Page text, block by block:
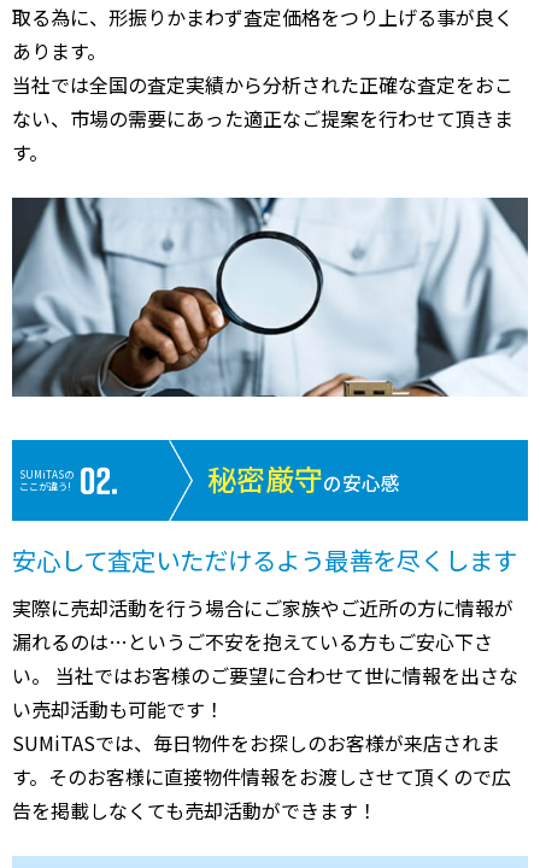
取る為に、形振りかまわず査定価格をつり上げる事が良く
あります。
当社では全国の査定実績から分析された正確な査定をおこ
ない、市場の需要にあった適正なご提案を行わせて頂きま
す。
SUMiTASの
ここが違う!
秘密厳守の安心感
安心して査定いただけるよう最善を尽くします
実際に売却活動を行う場合にご家族やご近所の方に情報が
漏れるのは…というご不安を抱えている方もご安心下さ
い。 当社ではお客様のご要望に合わせて世に情報を出さな
い売却活動も可能です！
SUMiTASでは、毎日物件をお探しのお客様が来店されま
す。そのお客様に直接物件情報をお渡しさせて頂くので広
告を掲載しなくても売却活動ができます！